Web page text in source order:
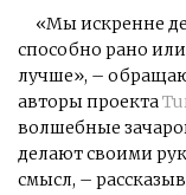
«Мы искренне
способно рано
лучше», –
авторы проекта
волшебные
делают своими
смысл, –